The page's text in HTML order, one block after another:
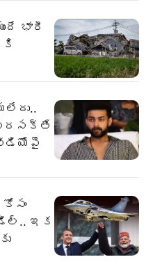
భారీ
కోసం
ఇక